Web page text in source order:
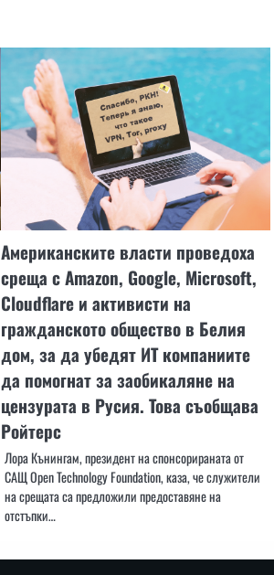
Американските власти проведоха
среща с Amazon, Google, Microsoft,
Cloudflare и активисти на
гражданското общество в Белия
дом, за да убедят ИТ компаниите
да помогнат за заобикаляне на
цензурата в Русия. Това съобщава
Ройтерс
Лора Кънингам, президент на спонсорираната от
САЩ Open Technology Foundation, каза, че служители
на срещата са предложили предоставяне на
отстъпки…